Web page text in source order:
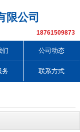
限公司
18761509873
们 公司动态
务 联系方式